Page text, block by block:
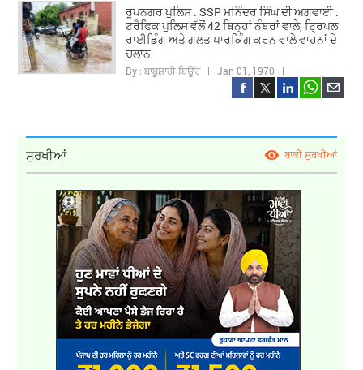
ਰੂਪਨਗਰ ਪੁਲਿਸ : SSP ਮਨਿੰਦਰ ਸਿੰਘ ਦੀ ਅਗਵਾਈ :
ਟਰੈਫਿਕ ਪੁਲਿਸ ਵੱਲੋਂ 42 ਬਿਨ੍ਹਾਂ ਨੰਬਰਾਂ ਵਾਲੇ, ਟ੍ਰਿਪਲ
ਰਾਈਡਿੰਗ ਅਤੇ ਗਲਤ ਪਾਰਕਿੰਗ ਕਰਨ ਵਾਲੇ ਵਾਹਨਾਂ ਦੇ
ਚਲਾਨ
By : ਬਾਬੂਸ਼ਾਹੀ ਬਿਊਰੋ | Jan 01, 1970 |
ਸੁਰਖੀਆਂ ਬਾਕੀ ਸੁਰਖੀਆਂ